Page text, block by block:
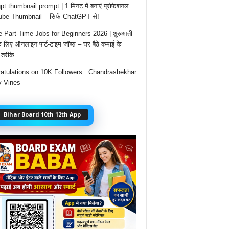
thumbnail prompt | 1 मिनट में बनाएं प्रोफेशनल
Thumbnail – सिर्फ ChatGPT से!
Part-Time Jobs for Beginners 2026 | शुरुआती
लिए ऑनलाइन पार्ट-टाइम जॉब्स – घर बैठे कमाई के
on 10K Followers : Chandrashekhar
Vines
Bihar Board 10th 12th App